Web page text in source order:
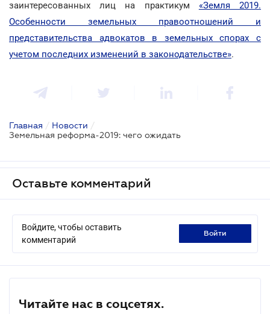
заинтересованных лиц на практикум «Земля 2019.
Особенности земельных правоотношений и
представительства адвокатов в земельных спорах с
учетом последних изменений в законодательстве».
Главная / Новости /
Земельная реформа-2019: чего ожидать
Оставьте комментарий
Войдите, чтобы оставить
комментарий
войти
Читайте нас в соцсетях.